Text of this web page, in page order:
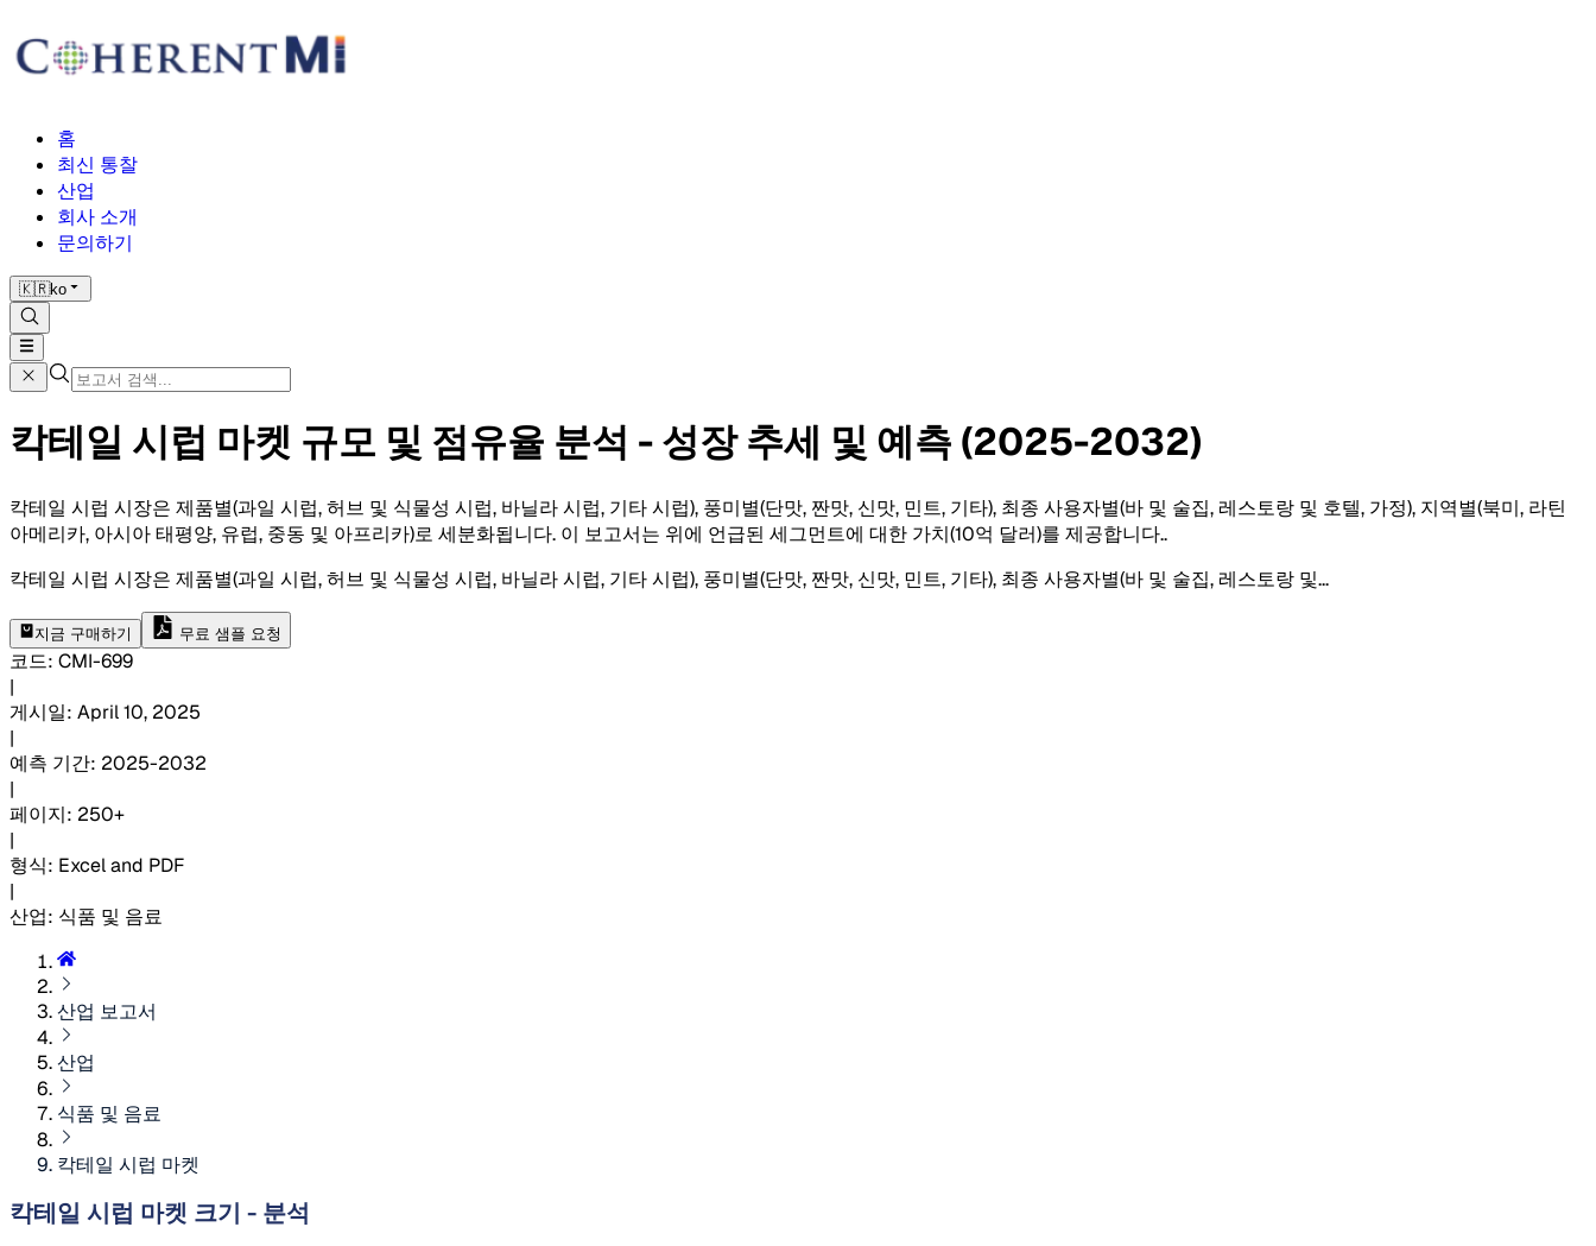
홈
최신 통찰
산업
회사 소개
문의하기
🇰🇷ko
칵테일 시럽 마켓 규모 및 점유율 분석 - 성장 추세 및 예측 (2025-2032)
칵테일 시럽 시장은 제품별(과일 시럽, 허브 및 식물성 시럽, 바닐라 시럽, 기타 시럽), 풍미별(단맛, 짠맛, ​​신맛, 민트, 기타), 최종 사용자별(바 및 술집, 레스토랑 및 호텔, 가정), 지역별(북미, 라틴
아메리카, 아시아 태평양, 유럽, 중동 및 아프리카)로 세분화됩니다. 이 보고서는 위에 언급된 세그먼트에 대한 가치(10억 달러)를 제공합니다..
칵테일 시럽 시장은 제품별(과일 시럽, 허브 및 식물성 시럽, 바닐라 시럽, 기타 시럽), 풍미별(단맛, 짠맛, ​​신맛, 민트, 기타), 최종 사용자별(바 및 술집, 레스토랑 및...
지금 구매하기 무료 샘플 요청
코드: CMI-699
|
게시일: April 10, 2025
|
예측 기간: 2025-2032
|
페이지: 250+
|
형식: Excel and PDF
|
산업: 식품 및 음료
산업 보고서
산업
식품 및 음료
칵테일 시럽 마켓
칵테일 시럽 마켓 크기 - 분석